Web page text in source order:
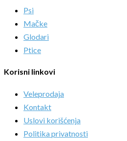
Psi
Mačke
Glodari
Ptice
Korisni linkovi
Veleprodaja
Kontakt
Uslovi korišćenja
Politika privatnosti